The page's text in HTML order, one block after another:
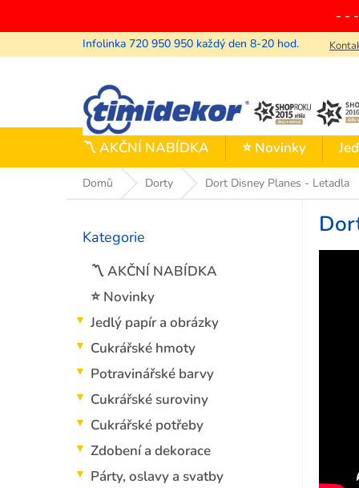
obsah
- -
〽️ AKČNÍ NABÍDKA ⭐ Novinky
Domů Dorty Dort Disney Planes - Letadla
Přeskočit
Kategorie
〽️ AKČNÍ NABÍDKA
⭐ Novinky
Jedlý papír a obrázky
Cukrářské hmoty
Potravinářské barvy
Cukrářské suroviny
Cukrářské potřeby
Zdobení a dekorace
Párty, oslavy a svatby